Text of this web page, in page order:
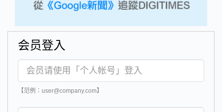
会员登入
【范例：user@company.com】